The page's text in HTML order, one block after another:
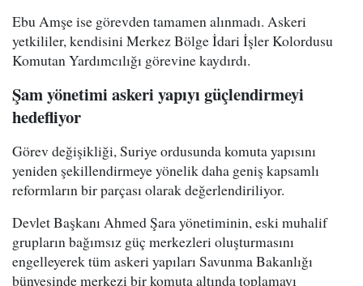
Ebu Amşe ise görevden tamamen alınmadı. Askeri
yetkililer, kendisini Merkez Bölge İdari İşler Kolordusu
Komutan Yardımcılığı görevine kaydırdı.
Şam yönetimi askeri yapıyı güçlendirmeyi
hedefliyor
Görev değişikliği, Suriye ordusunda komuta yapısını
yeniden şekillendirmeye yönelik daha geniş kapsamlı
reformların bir parçası olarak değerlendiriliyor.
Devlet Başkanı Ahmed Şara yönetiminin, eski muhalif
grupların bağımsız güç merkezleri oluşturmasını
engelleyerek tüm askeri yapıları Savunma Bakanlığı
bünyesinde merkezi bir komuta altında toplamayı